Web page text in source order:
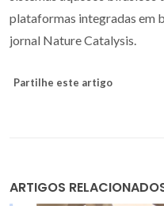
plataformas integradas em
jornal Nature Catalysis.
Partilhe este artigo
ARTIGOS